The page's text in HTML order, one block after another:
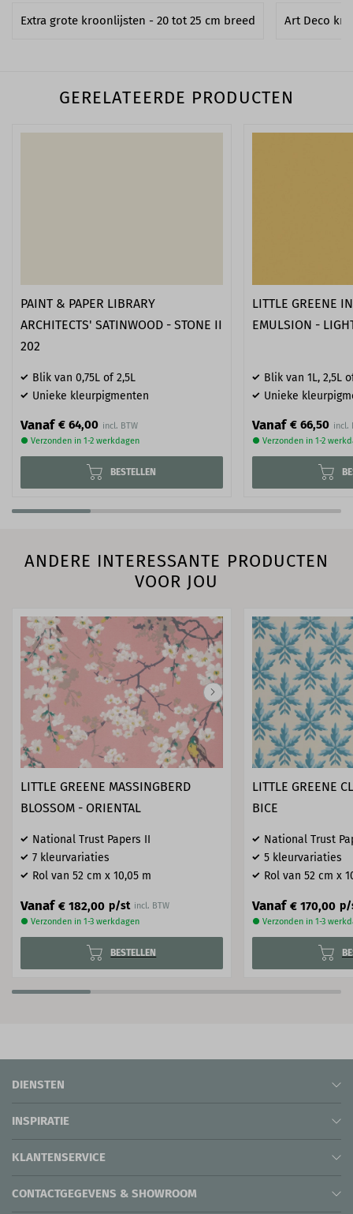
Extra grote kroonlijsten - 20 tot 25 cm breed Art Deco
GERELATEERDE PRODUCTEN
PAINT & PAPER LIBRARY
ARCHITECTS' SATINWOOD - STONE II
202
Blik van 0,75L of 2,5L
Unieke kleurpigmenten
Vanaf € 64,00
● Verzonden in 1-2 werkdagen
BESTELLEN
LITTLE GREENE
EMULSION -
Blik van 1L, 2,5L
Unieke
Vanaf € 66,50
● Verzonden in 1-2
ANDERE INTERESSANTE PRODUCTEN
VOOR JOU
LITTLE GREENE MASSINGBERD
BLOSSOM - ORIENTAL
National Trust Papers II
7 kleurvariaties
Rol van 52 cm x 10,05 m
Vanaf € 182,00 p/st incl. BTW
● Verzonden in 1-3 werkdagen
BESTELLEN
LITTLE GREENE
BICE
National Trust
5 kleurvariaties
Rol van 52 cm x
Vanaf € 170,00 p/
● Verzonden in 1-3
DIENSTEN
INSPIRATIE
KLANTENSERVICE
CONTACTGEGEVENS & SHOWROOM